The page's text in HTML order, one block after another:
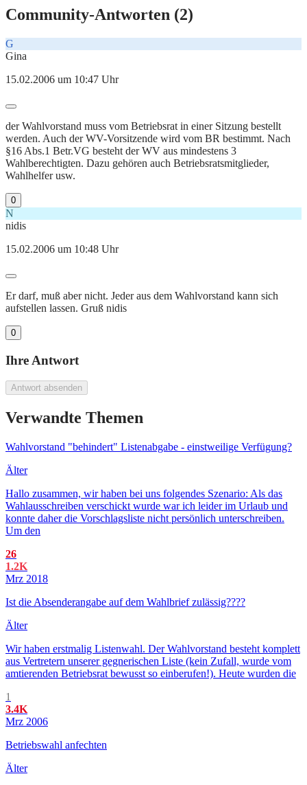
Community-Antworten (2)
G
Gina
15.02.2006 um 10:47 Uhr
der Wahlvorstand muss vom Betriebsrat in einer Sitzung bestellt
werden. Auch der WV-Vorsitzende wird vom BR bestimmt. Nach
§16 Abs.1 Betr.VG besteht der WV aus mindestens 3
Wahlberechtigten. Dazu gehören auch Betriebsratsmitglieder,
Wahlhelfer usw.
0
N
nidis
15.02.2006 um 10:48 Uhr
Er darf, muß aber nicht. Jeder aus dem Wahlvorstand kann sich
aufstellen lassen. Gruß nidis
0
Ihre Antwort
Antwort absenden
Verwandte Themen
Wahlvorstand "behindert" Listenabgabe - einstweilige Verfügung?
Älter
Hallo zusammen, wir haben bei uns folgendes Szenario: Als das
Wahlausschreiben verschickt wurde war ich leider im Urlaub und
konnte daher die Vorschlagsliste nicht persönlich unterschreiben.
Um den
26
1.2K
Mrz 2018
Ist die Absenderangabe auf dem Wahlbrief zulässig????
Älter
Wir haben erstmalig Listenwahl. Der Wahlvorstand besteht komplett
aus Vertretern unserer gegnerischen Liste (kein Zufall, wurde vom
amtierenden Betriebsrat bewusst so einberufen!). Heute wurden die
1
3.4K
Mrz 2006
Betriebswahl anfechten
Älter